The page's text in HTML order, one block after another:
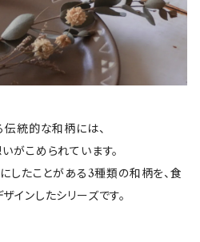
統的な和柄には、
がこめられています。
たことがある3種類の和柄を、食
インしたシリーズです。